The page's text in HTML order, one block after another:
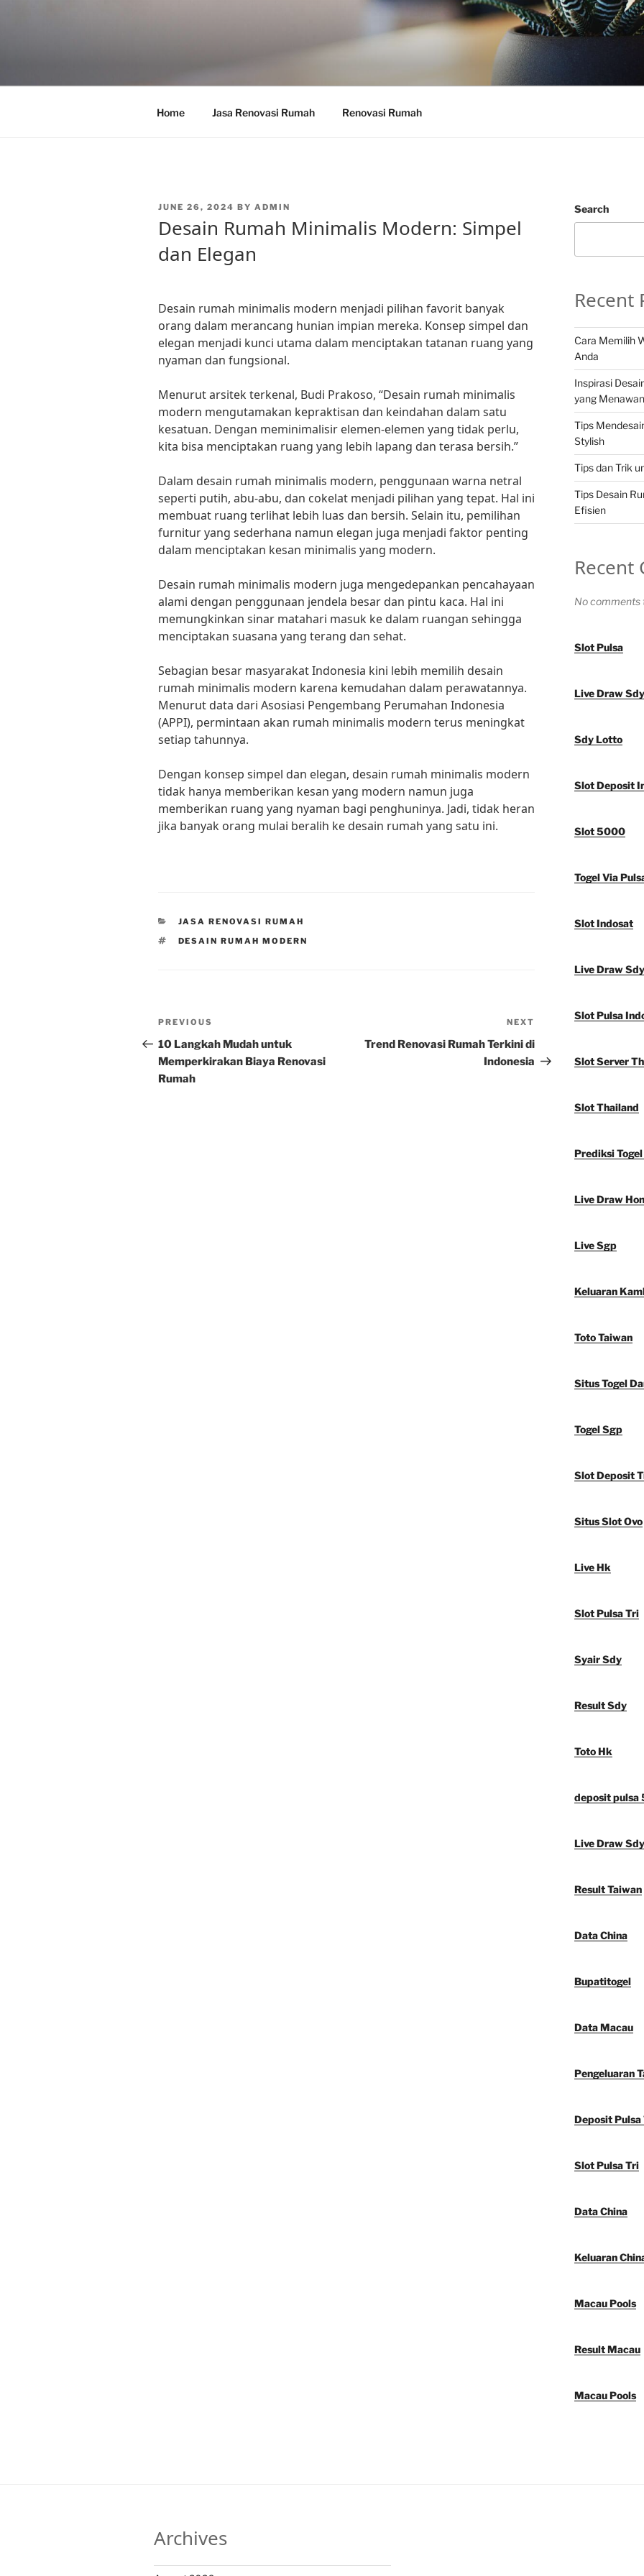
Home Jasa Renovasi Rumah Renovasi Rumah
POSTED
JUNE 26, 2024 BY ADMIN
Desain Rumah Minimalis Modern: Simpel
dan Elegan
Desain rumah minimalis modern menjadi pilihan favorit banyak
orang dalam merancang hunian impian mereka. Konsep simpel dan
elegan menjadi kunci utama dalam menciptakan tatanan ruang yang
nyaman dan fungsional.
Menurut arsitek terkenal, Budi Prakoso, “Desain rumah minimalis
modern mengutamakan kepraktisan dan keindahan dalam satu
kesatuan. Dengan meminimalisir elemen-elemen yang tidak perlu,
kita bisa menciptakan ruang yang lebih lapang dan terasa bersih.”
Dalam desain rumah minimalis modern, penggunaan warna netral
seperti putih, abu-abu, dan cokelat menjadi pilihan yang tepat. Hal ini
membuat ruang terlihat lebih luas dan bersih. Selain itu, pemilihan
furnitur yang sederhana namun elegan juga menjadi faktor penting
dalam menciptakan kesan minimalis yang modern.
Desain rumah minimalis modern juga mengedepankan pencahayaan
alami dengan penggunaan jendela besar dan pintu kaca. Hal ini
memungkinkan sinar matahari masuk ke dalam ruangan sehingga
menciptakan suasana yang terang dan sehat.
Sebagian besar masyarakat Indonesia kini lebih memilih desain
rumah minimalis modern karena kemudahan dalam perawatannya.
Menurut data dari Asosiasi Pengembang Perumahan Indonesia
(APPI), permintaan akan rumah minimalis modern terus meningkat
setiap tahunnya.
Dengan konsep simpel dan elegan, desain rumah minimalis modern
tidak hanya memberikan kesan yang modern namun juga
memberikan ruang yang nyaman bagi penghuninya. Jadi, tidak heran
jika banyak orang mulai beralih ke desain rumah yang satu ini.
CATEGORIES
JASA RENOVASI RUMAH
TAGS
DESAIN RUMAH MODERN
Post
navigation
Previous
Post
PREVIOUS
10 Langkah Mudah untuk
Memperkirakan Biaya Renovasi
Rumah
Post
NEXT
Trend Renovasi Rumah Terkini di
Indonesia
Search
Recent
Cara Memilih
Anda
Inspirasi
yang Menawan
Tips
Stylish
Tips dan Trik
Tips Desain
Efisien
Recent
No comments
Slot Pulsa
Live Draw Sdy
Sdy Lotto
Slot Deposit
Slot 5000
Togel Via
Slot Indosat
Live Draw Sdy
Slot Pulsa
Slot Server
Slot Thailand
Prediksi
Live Draw
Live Sgp
Keluaran
Toto Taiwan
Situs Togel
Togel Sgp
Slot Deposit
Situs Slot Ovo
Live Hk
Slot Pulsa Tri
Syair Sdy
Result Sdy
Toto Hk
deposit pulsa
Live Draw Sdy
Result Taiwan
Data China
Bupatitogel
Data Macau
Pengeluaran
Deposit Pulsa
Slot Pulsa Tri
Data China
Keluaran
Macau Pools
Result Macau
Macau Pools
Archives